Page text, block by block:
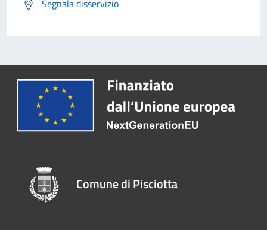
Segnala disservizio
Comune di Pisciotta